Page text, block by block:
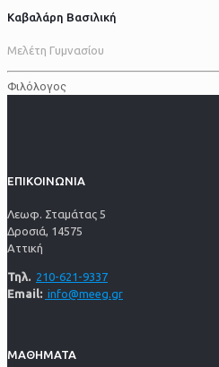
Καβαλάρη Βασιλική
Μελέτη Γυμνασίου
Φιλόλογος
ΕΠΙΚΟΙΝΩΝΙΑ
Λεωφ. Σταμάτας 5
Δροσιά, 14575
Αττική
Τηλ. 210-621-9337
Email: info@meeg.gr
ΜΑΘΗΜΑΤΑ